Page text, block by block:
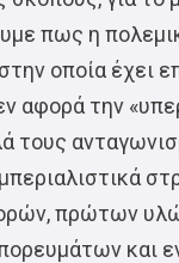
πως η
οποία έχει
αφορά την
τους
πρώτων
και